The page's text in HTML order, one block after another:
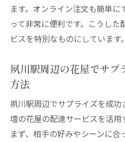
ます。オンライン注文も簡単に
って非常に便利です。こうした
ビスを特別なものにしています。
夙川駅周辺の花屋でサプ
方法
夙川駅周辺でサプライズを成
壇の花屋の配達サービスを活用
まず、相手の好みやシーンに